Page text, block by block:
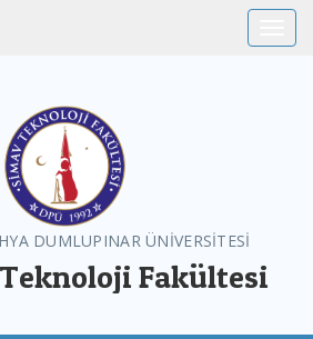
DUMLUPINAR ÜNİVERSİTESİ
Fakültesi